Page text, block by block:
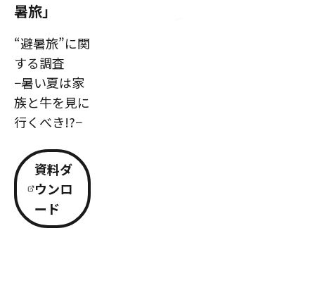
暑旅」
“避暑旅”に関
する調査
−暑い夏は家
族と牛を見に
行くべき!?−
資料ダ
ウンロ
ード